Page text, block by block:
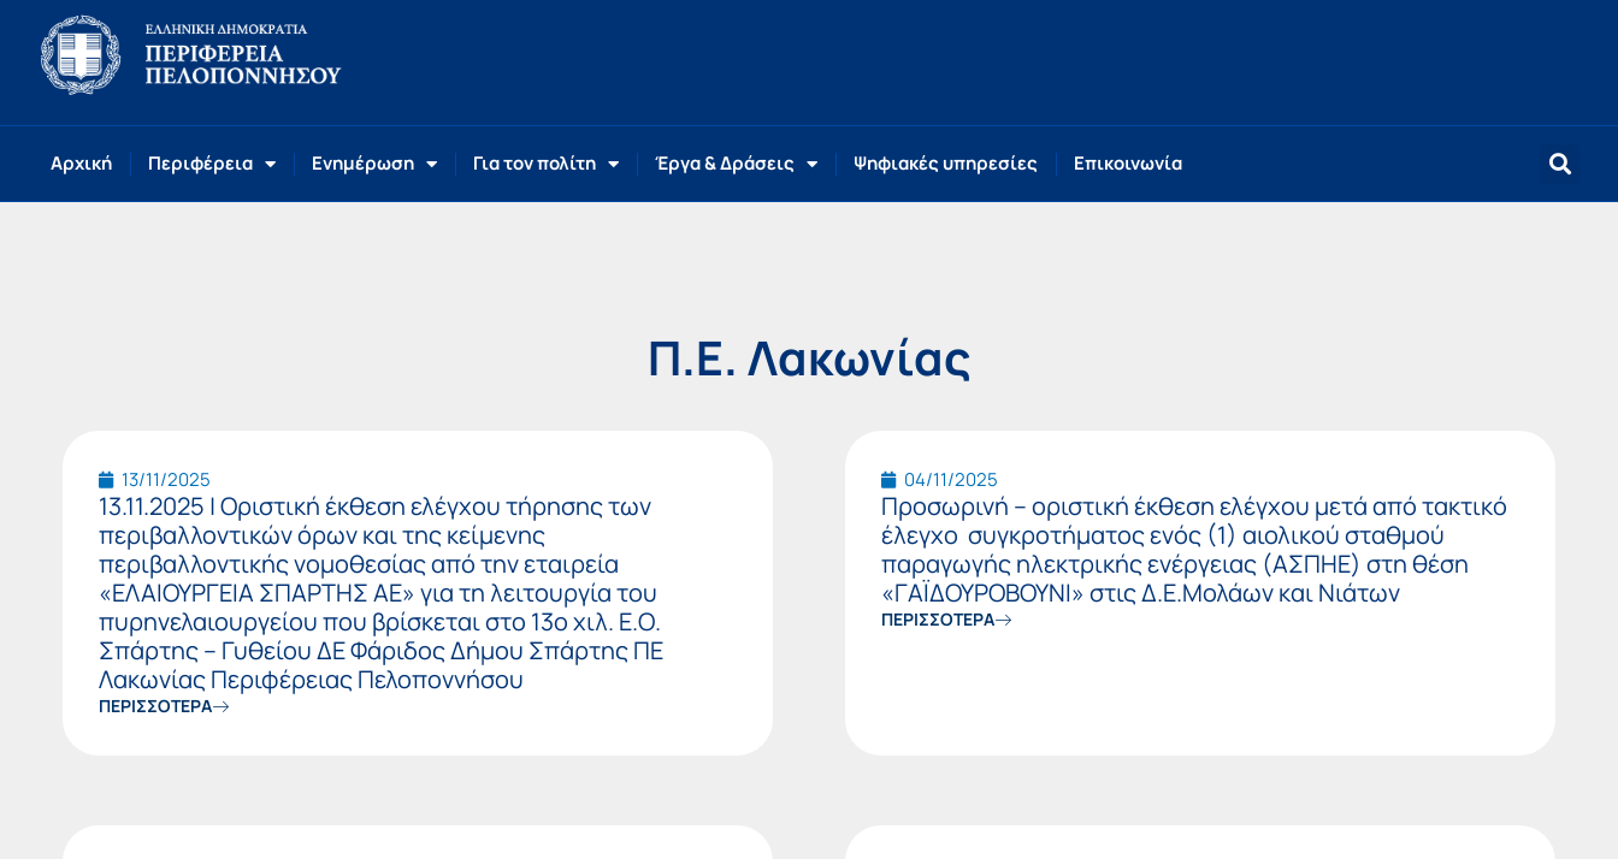
Αρχική Περιφέρεια Ενημέρωση Για τον πολίτη Έργα & Δράσεις Ψηφιακές υπηρεσίες Επικοινωνία
Π.Ε. Λακωνίας
13/11/2025
13.11.2025 | Οριστική έκθεση ελέγχου τήρησης των
περιβαλλοντικών όρων και της κείμενης
περιβαλλοντικής νομοθεσίας από την εταιρεία
«ΕΛΑΙΟΥΡΓΕΙΑ ΣΠΑΡΤΗΣ ΑΕ» για τη λειτουργία του
πυρηνελαιουργείου που βρίσκεται στο 13ο χιλ. Ε.Ο.
Σπάρτης – Γυθείου ΔΕ Φάριδος Δήμου Σπάρτης ΠΕ
Λακωνίας Περιφέρειας Πελοποννήσου
ΠΕΡΙΣΣΟΤΕΡΑ
04/11/2025
Προσωρινή – οριστική έκθεση ελέγχου μετά από τακτικό
έλεγχο συγκροτήματος ενός (1) αιολικού σταθμού
παραγωγής ηλεκτρικής ενέργειας (ΑΣΠΗΕ) στη θέση
«ΓΑΪΔΟΥΡΟΒΟΥΝΙ» στις Δ.Ε.Μολάων και Νιάτων
ΠΕΡΙΣΣΟΤΕΡΑ